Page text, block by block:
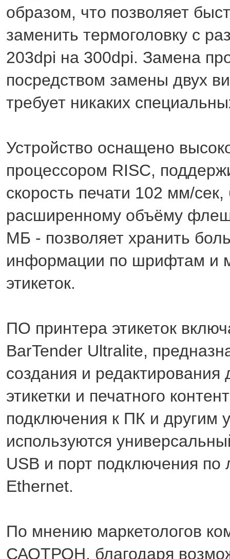
образом, что позволяет
заменить термоголовку с
203dpi на 300dpi. Замена
посредством замены двух
требует никаких
Устройство оснащено
процессором RISC,
скорость печати 102 мм/сек,
расширенному объёму
МБ - позволяет хранить
информации по шрифтам и
этикеток.
ПО принтера этикеток
BarTender Ultralite,
создания и редактирования
этикетки и печатного
подключения к ПК и другим
используются
USB и порт подключения по
Ethernet.
По мнению маркетологов
САОТРОН, благодаря